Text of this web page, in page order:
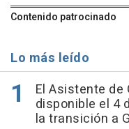
Contenido patrocinado
Lo más leído
El Asistente de
disponible el 4
la transición a